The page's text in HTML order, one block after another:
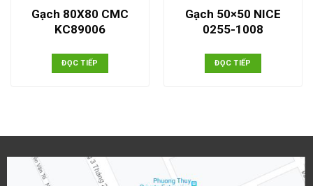
Gạch 80X80 CMC
KC89006
ĐỌC TIẾP
Gạch 50×50 NICE
0255-1008
ĐỌC TIẾP